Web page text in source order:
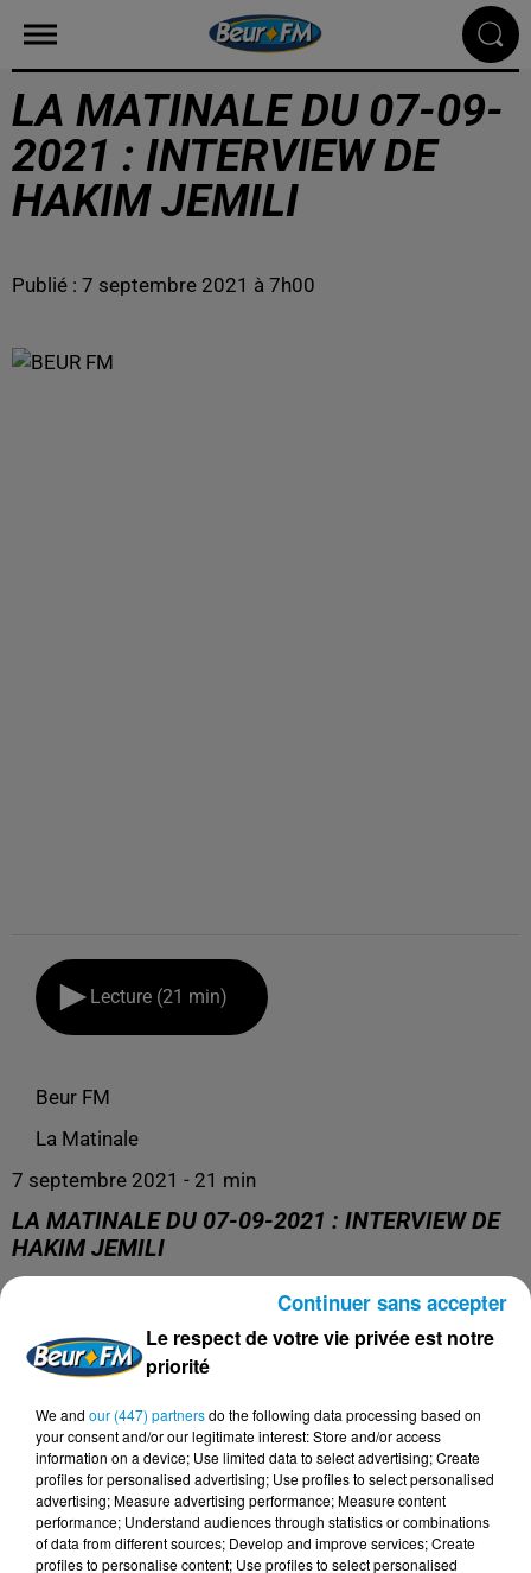
LA MATINALE DU 07-09-
2021 : INTERVIEW DE
HAKIM JEMILI
Publié : 7 septembre 2021 à 7h00
Lecture (21 min)
Beur FM
La Matinale
7 septembre 2021 - 21 min
LA MATINALE DU 07-09-2021 : INTERVIEW DE
HAKIM JEMILI
Invité : Hakim Jemili
Le respect de votre vie privée est notre
priorité
We and our (447) partnersdo the following data processing based on
your consent and/or our legitimate interest: Store and/or access
information on a device; Use limited data to select advertising; Create
profiles for personalised advertising; Use profiles to select personalised
advertising; Measure advertising performance; Measure content
performance; Understand audiences through statistics or combinations
of data from different sources; Develop and improve services; Create
profiles to personalise content; Use profiles to select personalised
Continuer sans accepter